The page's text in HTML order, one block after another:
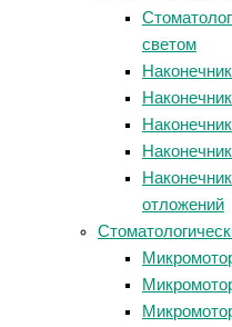
светом
отложений